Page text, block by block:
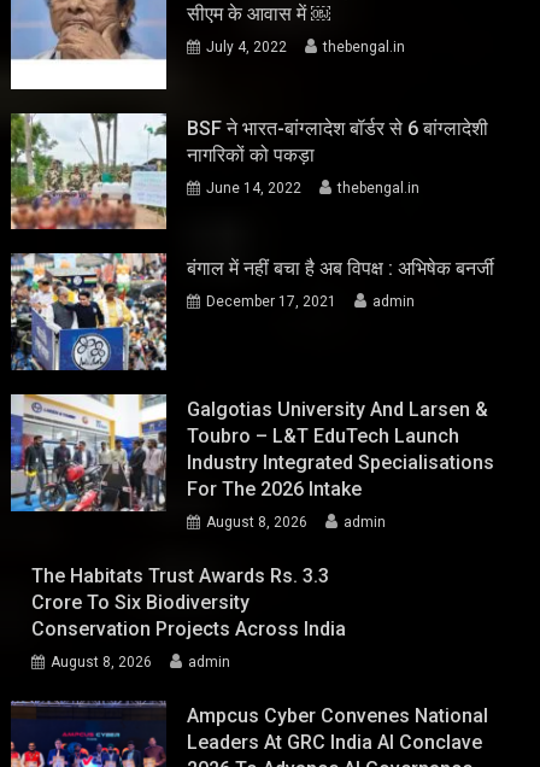
सीएम के आवास में ￼
July 4, 2022 thebengal.in
BSF ने भारत-बांग्लादेश बॉर्डर से 6 बांग्लादेशी
नागरिकों को पकड़ा
June 14, 2022 thebengal.in
बंगाल में नहीं बचा है अब विपक्ष : अभिषेक बनर्जी
December 17, 2021 admin
Galgotias University And Larsen &
Toubro – L&T EduTech Launch
Industry Integrated Specialisations
For The 2026 Intake
August 8, 2026 admin
The Habitats Trust Awards Rs. 3.3
Crore To Six Biodiversity
Conservation Projects Across India
August 8, 2026 admin
Ampcus Cyber Convenes National
Leaders At GRC India AI Conclave